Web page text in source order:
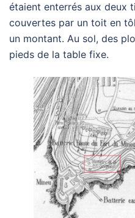
étaient enterrés aux deux
couvertes par un toit en
un montant. Au sol, des
pieds de la table fixe.